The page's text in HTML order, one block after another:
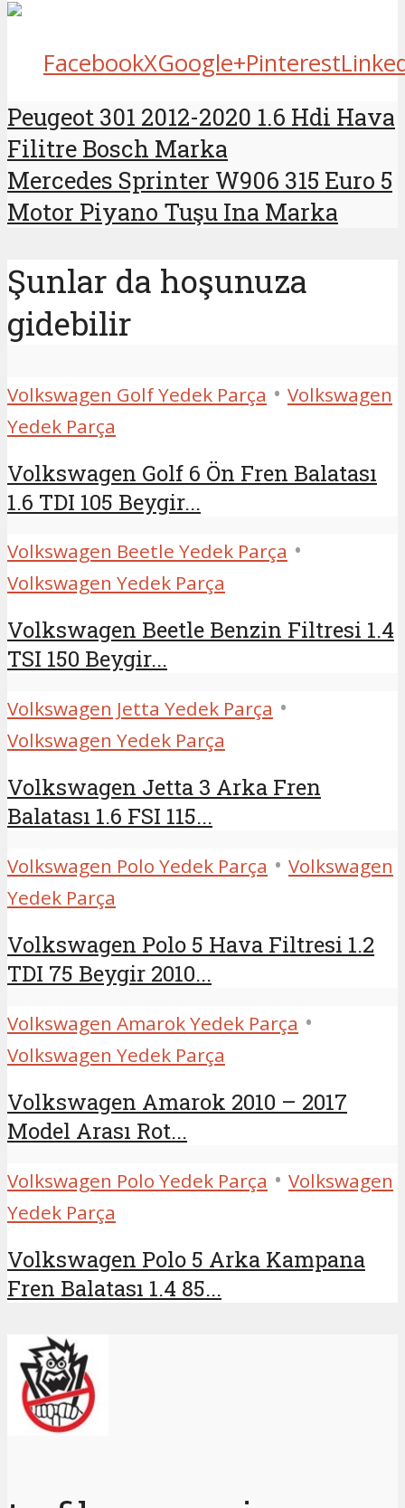
FacebookXGoogle+Pinterest
Peugeot 301 2012-2020 1.6 Hdi Hava
Filitre Bosch Marka
Mercedes Sprinter W906 315 Euro 5
Motor Piyano Tuşu Ina Marka
Şunlar da hoşunuza
gidebilir
Volkswagen Golf Yedek Parça • Volkswagen
Yedek Parça
Volkswagen Golf 6 Ön Fren Balatası
1.6 TDI 105 Beygir...
Volkswagen Beetle Yedek Parça •
Volkswagen Yedek Parça
Volkswagen Beetle Benzin Filtresi 1.4
TSI 150 Beygir...
Volkswagen Jetta Yedek Parça •
Volkswagen Yedek Parça
Volkswagen Jetta 3 Arka Fren
Balatası 1.6 FSI 115...
Volkswagen Polo Yedek Parça • Volkswagen
Yedek Parça
Volkswagen Polo 5 Hava Filtresi 1.2
TDI 75 Beygir 2010...
Volkswagen Amarok Yedek Parça •
Volkswagen Yedek Parça
Volkswagen Amarok 2010 – 2017
Model Arası Rot...
Volkswagen Polo Yedek Parça • Volkswagen
Yedek Parça
Volkswagen Polo 5 Arka Kampana
Fren Balatası 1.4 85...